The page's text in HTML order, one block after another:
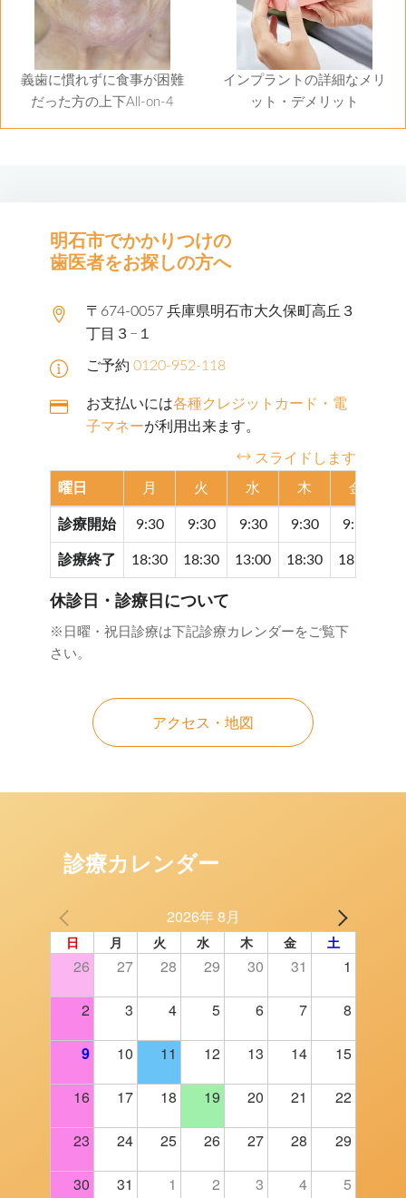
義歯に慣れずに食事が困難
だった方の上下All-on-4
インプラントの詳細なメリ
ット・デメリット
明石市でかかりつけの
歯医者をお探しの方へ
〒674-0057 兵庫県明石市大久保町高丘３
丁目３−１
ご予約 0120-952-118
お支払いには各種クレジットカード・電
子マネーが利用出来ます。
スライドします
曜日 月 火 水 木 金
診療開始 9:30 9:30 9:30 9:30 9:30
診療終了 18:30 18:30 13:00 18:30 18:30
休診日・診療日について
※日曜・祝日診療は下記診療カレンダーをご覧下
さい。
アクセス・地図
診療カレンダー
2026年 8月
日 月 火 水 木 金 土
26 27 28 29 30 31 1
2 3 4 5 6 7 8
9 10 11 12 13 14 15
16 17 18 19 20 21 22
23 24 25 26 27 28 29
30 31 1 2 3 4 5